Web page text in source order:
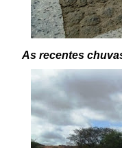
As recentes